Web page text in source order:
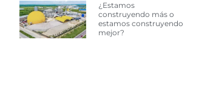
¿Estamos
construyendo más o
estamos construyendo
mejor?